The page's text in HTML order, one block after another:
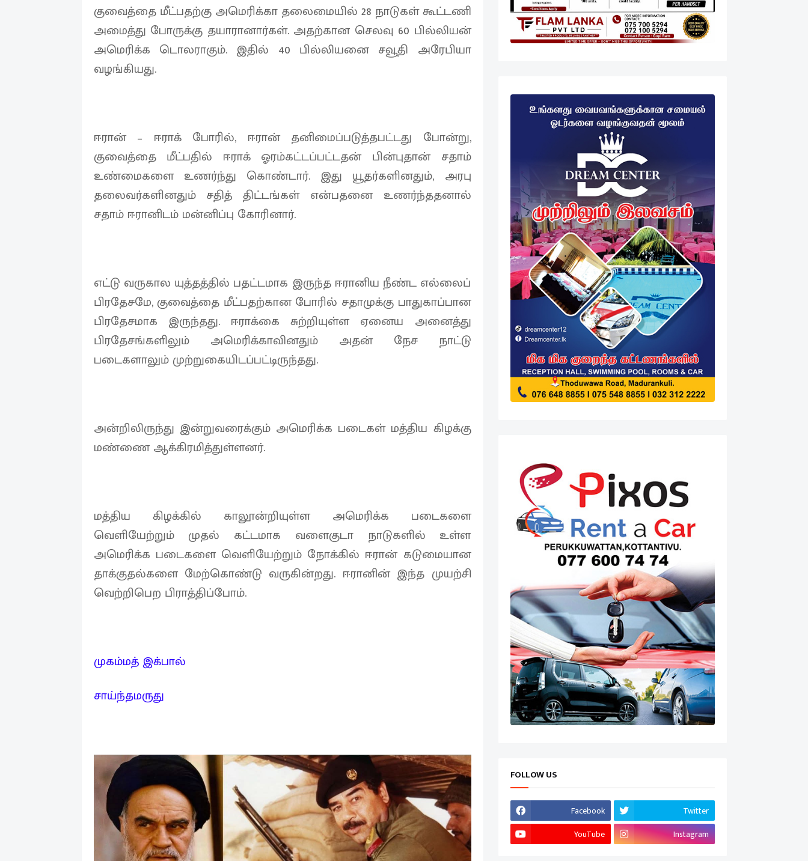
குவைத்தை மீட்பதற்கு அமெரிக்கா தலைமையில் 28 நாடுகள் கூட்டணி
அமைத்து போருக்கு தயாரானார்கள். அதற்கான செலவு 60 பில்லியன்
அமெரிக்க டொலராகும். இதில் 40 பில்லியனை சவூதி அரேபியா
வழங்கியது.
ஈரான் – ஈராக் போரில், ஈரான் தனிமைப்படுத்தபட்டது போன்று,
குவைத்தை மீட்பதில் ஈராக் ஓரம்கட்டப்பட்டதன் பின்புதான் சதாம்
உண்மைகளை உணர்ந்து கொண்டார். இது யூதர்களினதும், அரபு
தலைவர்களினதும் சதித் திட்டங்கள் என்பதனை உணர்ந்ததனால்
சதாம் ஈரானிடம் மன்னிப்பு கோரினார்.
எட்டு வருகால யுத்தத்தில் பதட்டமாக இருந்த ஈரானிய நீண்ட எல்லைப்
பிரதேசமே, குவைத்தை மீட்பதற்கான போரில் சதாமுக்கு பாதுகாப்பான
பிரதேசமாக இருந்தது. ஈராக்கை சுற்றியுள்ள ஏனைய அனைத்து
பிரதேசங்களிலும் அமெரிக்காவினதும் அதன் நேச நாட்டு
படைகளாலும் முற்றுகையிடப்பட்டிருந்தது.
அன்றிலிருந்து இன்றுவரைக்கும் அமெரிக்க படைகள் மத்திய கிழக்கு
மண்ணை ஆக்கிரமித்துள்ளனர்.
மத்திய கிழக்கில் காலூன்றியுள்ள அமெரிக்க படைகளை
வெளியேற்றும் முதல் கட்டமாக வளைகுடா நாடுகளில் உள்ள
அமெரிக்க படைகளை வெளியேற்றும் நோக்கில் ஈரான் கடுமையான
தாக்குதல்களை மேற்கொண்டு வருகின்றது. ஈரானின் இந்த முயற்சி
வெற்றிபெற பிராத்திப்போம்.
முகம்மத் இக்பால்
சாய்ந்தமருது
FOLLOW US
Facebook
Twitter
YouTube
Instagram